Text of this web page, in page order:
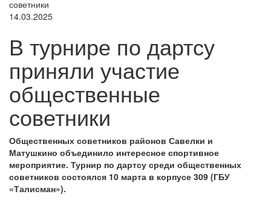
14.03.2025
В турнире по дартсу
приняли участие
общественные
советники
Общественных советников районов Савелки и
Матушкино объединило интересное спортивное
мероприятие. Турнир по дартсу среди общественных
советников состоялся 10 марта в корпусе 309 (ГБУ
«Талисман»).